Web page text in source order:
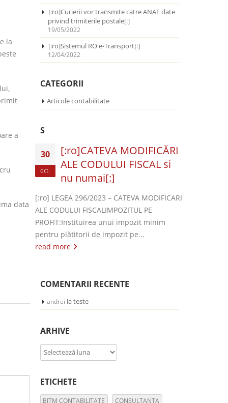
la
a
data
[:ro]Curierii vor transmite catre ANAF date
privind trimiterile postale[:]
19/05/2022
[:ro]Sistemul RO e-Transport[:]
12/04/2022
CATEGORII
Articole contabilitate
S
30
oct.
[:ro]CATEVA MODIFICĂRI
ALE CODULUI FISCAL si
nu numai[:]
[:ro] LEGEA 296/2023 – CATEVA MODIFICARI
ALE CODULUI FISCALIMPOZITUL PE
PROFIT:Instituirea unui impozit minim
pentru plătitorii de impozit pe...
read more
COMENTARII RECENTE
andrei lateste
ARHIVE
Arhive
ETICHETE
BITM CONTABILITATE CONSULTANTA